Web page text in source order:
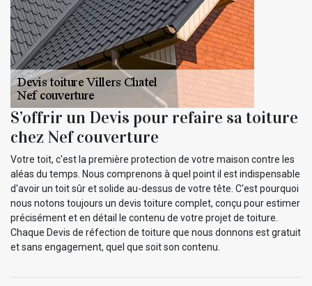
S’offrir un Devis pour refaire sa toiture
chez Nef couverture
Votre toit, c'est la première protection de votre maison contre les
aléas du temps. Nous comprenons à quel point il est indispensable
d'avoir un toit sûr et solide au-dessus de votre tête. C'est pourquoi
nous notons toujours un devis toiture complet, conçu pour estimer
précisément et en détail le contenu de votre projet de toiture.
Chaque Devis de réfection de toiture que nous donnons est gratuit
et sans engagement, quel que soit son contenu.